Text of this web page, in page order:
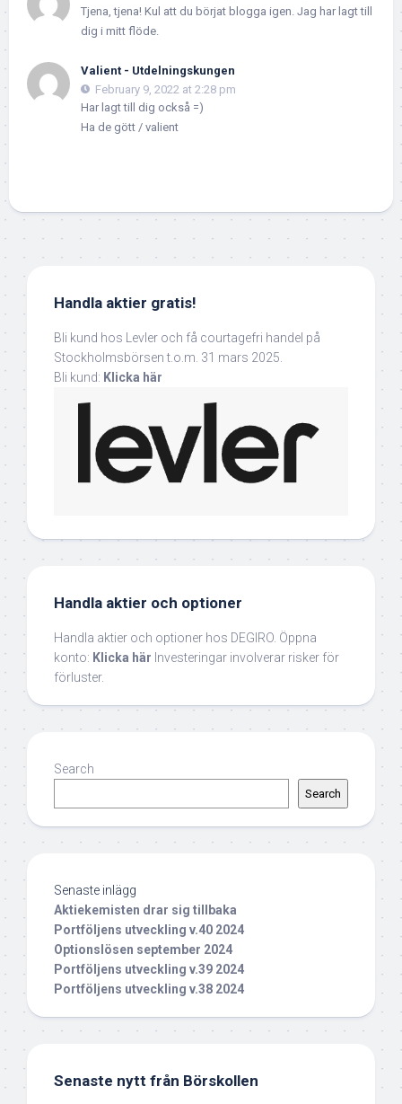
Tjena, tjena! Kul att du börjat blogga igen. Jag har lagt till
dig i mitt flöde.
Valient - Utdelningskungen
February 9, 2022 at 2:28 pm
Har lagt till dig också =)
Ha de gött / valient
Handla aktier gratis!
Bli kund hos Levler och få courtagefri handel på
Stockholmsbörsen t.o.m. 31 mars 2025.
Bli kund: Klicka här
Handla aktier och optioner
Handla aktier och optioner hos DEGIRO. Öppna
konto: Klicka här Investeringar involverar risker för
förluster.
Search
Search
Senaste inlägg
Aktiekemisten drar sig tillbaka
Portföljens utveckling v.40 2024
Optionslösen september 2024
Portföljens utveckling v.39 2024
Portföljens utveckling v.38 2024
Senaste nytt från Börskollen